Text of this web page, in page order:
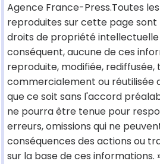
Agence France-Press.Toutes
reproduites sur cette page
droits de propriété intellectuelle
conséquent, aucune de ces
reproduite, modifiée,
commercialement ou réutilisée
que ce soit sans l'accord
ne pourra être tenue pour
erreurs, omissions qui ne
conséquences des actions ou
sur la base de ces informations.